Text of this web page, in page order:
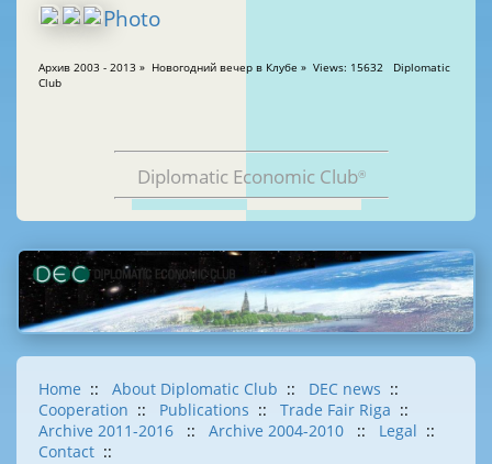
Photo
Aрхив 2003 - 2013 » Новогодний вечер в Клубе » Views: 15632 Diplomatic
Club
Diplomatic Economic Club®
Home :: About Diplomatic Club :: DEC news ::
Cooperation :: Publications :: Trade Fair Riga ::
Archive 2011-2016
:: Archive 2004-2010 :: Legal ::
Contact ::